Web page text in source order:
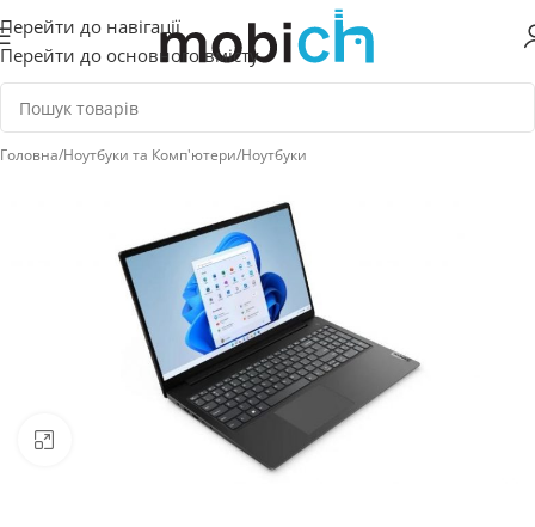
Перейти до навігації
Перейти до основного вмісту
Головна/Ноутбуки та Комп'ютери/Ноутбуки
Натисніть, щоб збільшити